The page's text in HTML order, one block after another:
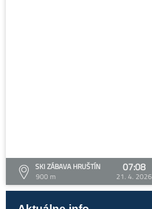
SKI ZÁBAVA HRUŠTÍN
900 m
07:08
21. 4. 2026